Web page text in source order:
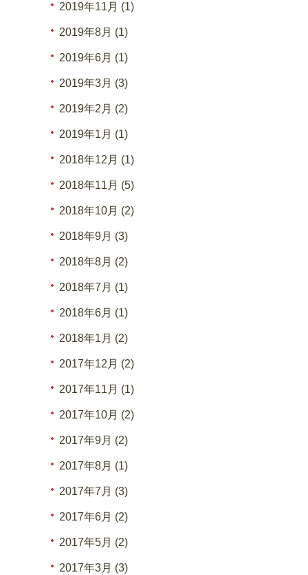
2019年11月 (1)
2019年8月 (1)
2019年6月 (1)
2019年3月 (3)
2019年2月 (2)
2019年1月 (1)
2018年12月 (1)
2018年11月 (5)
2018年10月 (2)
2018年9月 (3)
2018年8月 (2)
2018年7月 (1)
2018年6月 (1)
2018年1月 (2)
2017年12月 (2)
2017年11月 (1)
2017年10月 (2)
2017年9月 (2)
2017年8月 (1)
2017年7月 (3)
2017年6月 (2)
2017年5月 (2)
2017年3月 (3)